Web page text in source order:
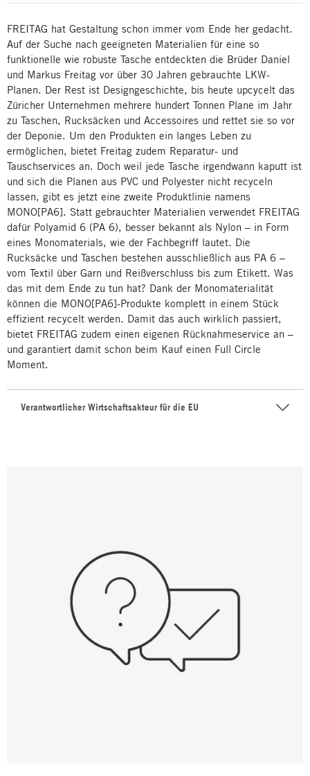
FREITAG hat Gestaltung schon immer vom Ende her gedacht.
Auf der Suche nach geeigneten Materialien für eine so
funktionelle wie robuste Tasche entdeckten die Brüder Daniel
und Markus Freitag vor über 30 Jahren gebrauchte LKW-
Planen. Der Rest ist Designgeschichte, bis heute upcycelt das
Züricher Unternehmen mehrere hundert Tonnen Plane im Jahr
zu Taschen, Rucksäcken und Accessoires und rettet sie so vor
der Deponie. Um den Produkten ein langes Leben zu
ermöglichen, bietet Freitag zudem Reparatur- und
Tauschservices an. Doch weil jede Tasche irgendwann kaputt ist
und sich die Planen aus PVC und Polyester nicht recyceln
lassen, gibt es jetzt eine zweite Produktlinie namens
MONO[PA6]. Statt gebrauchter Materialien verwendet FREITAG
dafür Polyamid 6 (PA 6), besser bekannt als Nylon – in Form
eines Monomaterials, wie der Fachbegriff lautet. Die
Rucksäcke und Taschen bestehen ausschließlich aus PA 6 –
vom Textil über Garn und Reißverschluss bis zum Etikett. Was
das mit dem Ende zu tun hat? Dank der Monomaterialität
können die MONO[PA6]-Produkte komplett in einem Stück
effizient recycelt werden. Damit das auch wirklich passiert,
bietet FREITAG zudem einen eigenen Rücknahmeservice an –
und garantiert damit schon beim Kauf einen Full Circle
Moment.
Verantwortlicher Wirtschaftsakteur für die EU